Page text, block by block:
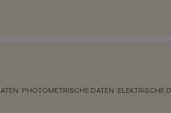
PHOTOMETRISCHE DATEN ELEKTRISCHE